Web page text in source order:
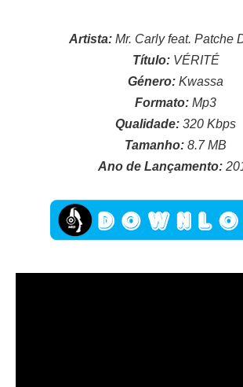
Artista: Mr. Carly feat. Patche
Título:VÉRITÉ
Género: Kwassa
Formato: Mp3
Qualidade: 320 Kbps
Tamanho: 8.7 MB
Ano de Lançamento: